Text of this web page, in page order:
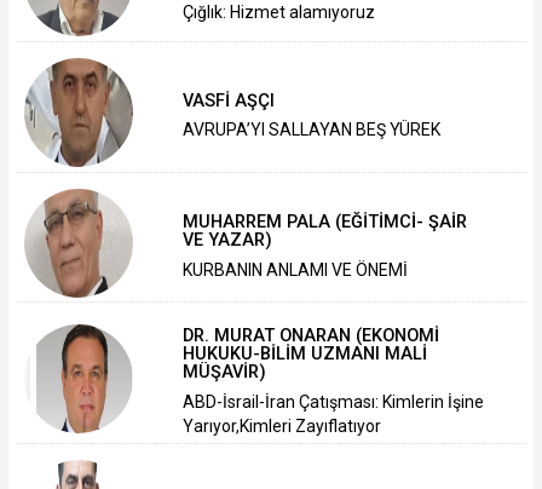
Çığlık: Hizmet alamıyoruz
VASFİ AŞÇI
AVRUPA’YI SALLAYAN BEŞ YÜREK
MUHARREM PALA (EĞİTİMCİ- ŞAİR
VE YAZAR)
KURBANIN ANLAMI VE ÖNEMİ
DR. MURAT ONARAN (EKONOMİ
HUKUKU-BİLİM UZMANI MALİ
MÜŞAVİR)
ABD-İsrail-İran Çatışması: Kimlerin İşine
Yarıyor,Kimleri Zayıflatıyor